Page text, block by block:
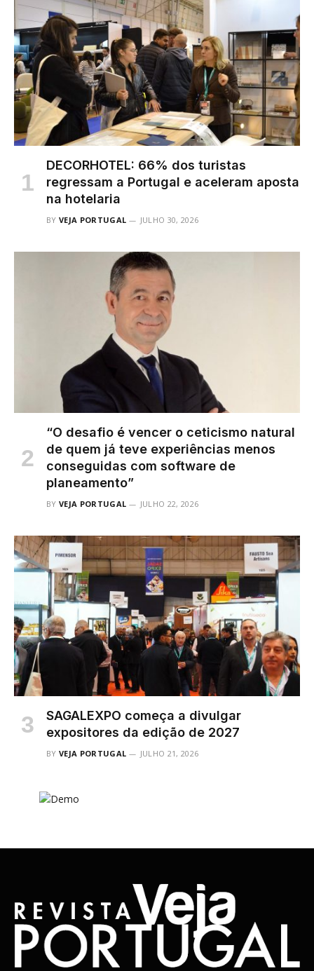
DECORHOTEL: 66% dos turistas
regressam a Portugal e aceleram aposta
na hotelaria
BY VEJA PORTUGAL JULHO 30, 2026
“O desafio é vencer o ceticismo natural
de quem já teve experiências menos
conseguidas com software de
planeamento”
BY VEJA PORTUGAL JULHO 22, 2026
SAGALEXPO começa a divulgar
expositores da edição de 2027
BY VEJA PORTUGAL JULHO 21, 2026